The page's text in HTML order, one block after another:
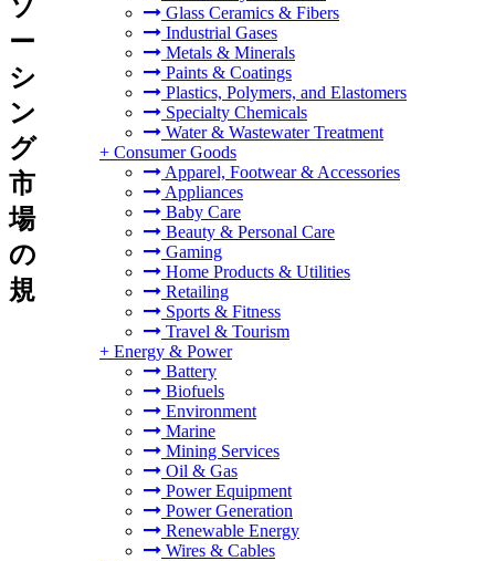
Glass Ceramics & Fibers
Industrial Gases
Metals & Minerals
Paints & Coatings
Plastics, Polymers, and Elastomers
Specialty Chemicals
Water & Wastewater Treatment
+ Consumer Goods
Apparel, Footwear & Accessories
Appliances
Baby Care
Beauty & Personal Care
Gaming
Home Products & Utilities
Retailing
Sports & Fitness
Travel & Tourism
+ Energy & Power
Battery
Biofuels
Environment
Marine
Mining Services
Oil & Gas
Power Equipment
Power Generation
Renewable Energy
Wires & Cables
ソ
ー
シ
ン
グ
市
場
の
規